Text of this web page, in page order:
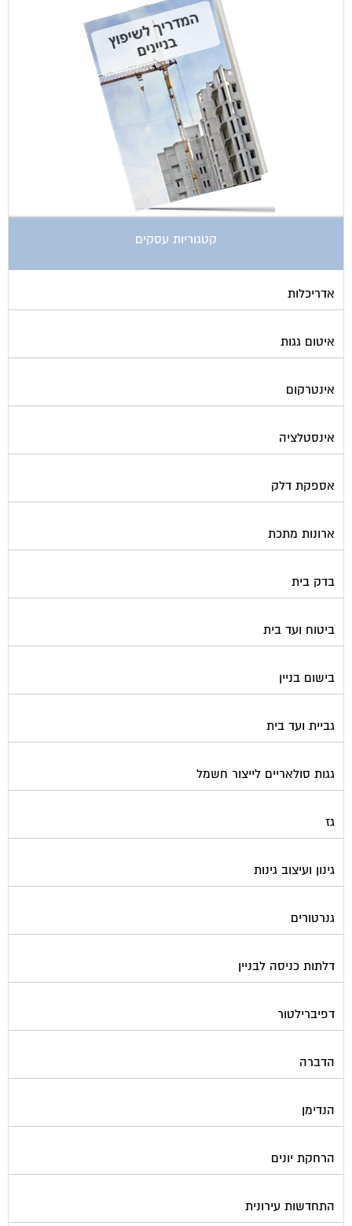
קטגוריות עסקים
אדריכלות
איטום גגות
אינטרקום
אינסטלציה
אספקת דלק
ארונות מתכת
בדק בית
ביטוח ועד בית
בישום בניין
גביית ועד בית
גגות סולאריים לייצור חשמל
גז
גינון ועיצוב גינות
גנרטורים
דלתות כניסה לבניין
דפיברילטור
הדברה
הנדימן
הרחקת יונים
התחדשות עירונית